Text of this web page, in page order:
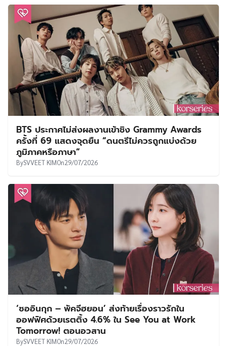
BTS ประกาศไม่ส่งผลงานเข้าชิง Grammy Awards
ครั้งที่ 69 แสดงจุดยืน “ดนตรีไม่ควรถูกแบ่งด้วย
ภูมิภาคหรือภาษา”
BySVVEET KIMOn29/07/2026
‘ซออินกุก – พัคจีฮยอน’ ส่งท้ายเรื่องราวรักใน
ออฟฟิศด้วยเรตติ้ง 4.6% ใน See You at Work
Tomorrow! ตอนอวสาน
BySVVEET KIMOn29/07/2026